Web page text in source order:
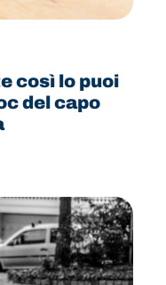
così lo puoi
del capo